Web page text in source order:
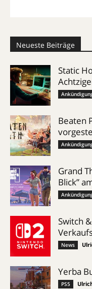
Neueste Beiträge
Static
Beaten
Grand
Blick”
Switch
News
Yerba
PS5